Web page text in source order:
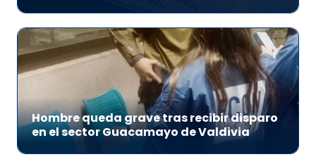
Hombre queda grave tras recibir disparo
en el sector Guacamayo de Valdivia